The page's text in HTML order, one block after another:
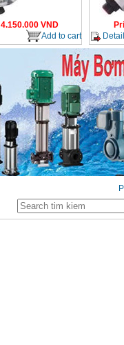
4.150.000 VND
Add to cart
Detail